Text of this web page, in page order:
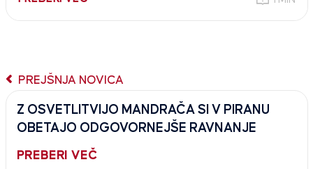
PREJŠNJA NOVICA
Z OSVETLITVIJO MANDRAČA SI V PIRANU
OBETAJO ODGOVORNEJŠE RAVNANJE
PREBERI VEČ